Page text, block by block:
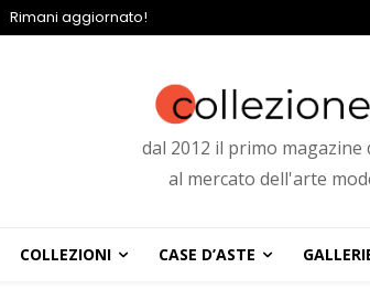
Rimani aggiornato!
dal 2012 il primo
al mercato dell'arte
COLLEZIONI CASE D’ASTE